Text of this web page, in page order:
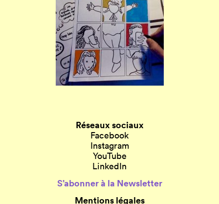
Réseaux sociaux
Facebook
Instagram
YouTube
LinkedIn
S’abonner à la Newsletter
Mentions légales